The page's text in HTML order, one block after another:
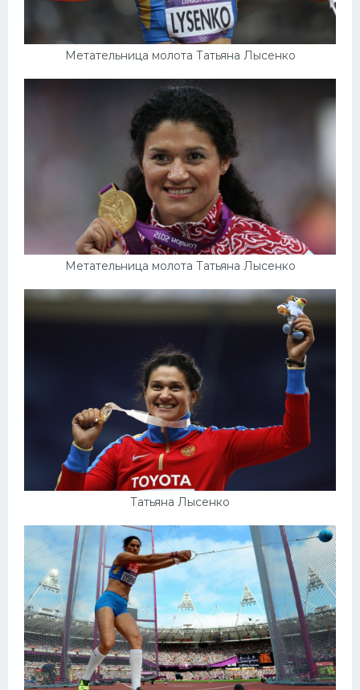
Метательница молота Татьяна Лысенко
Метательница молота Татьяна Лысенко
Татьяна Лысенко